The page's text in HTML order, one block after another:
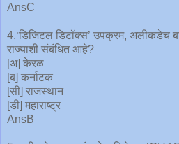
AnsC
4.‘डिजिटल डिटॉक्स’ उपक्रम, अलीकडेच
राज्याशी संबंधित आहे?
[अ] केरळ
[ब] कर्नाटक
[सी] राजस्थान
[डी] महाराष्ट्र
AnsB